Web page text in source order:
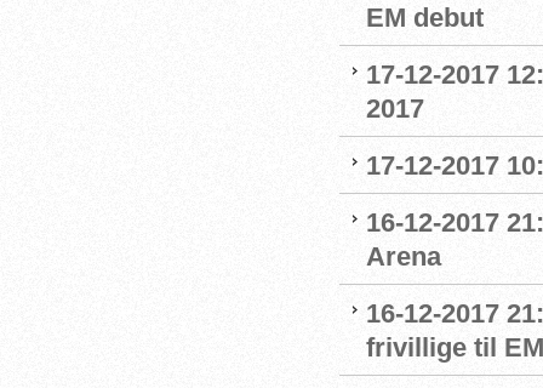
EM debut
17-12-2017
2017
17-12-2017
16-12-2017
Arena
16-12-2017
frivillige til